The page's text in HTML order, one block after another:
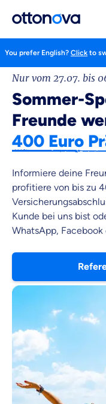
You prefer English? Click to
Nur vom 27.07. bis
Sommer-
Freunde
400 Euro
Informiere deine
profitiere von bis zu
Kunde bei uns bist
WhatsApp,
Weil es
Objektive und
Wir möchten,
uns
Vergleich mit
Wozu dürfen wir
Krankenvoll
Versicherung